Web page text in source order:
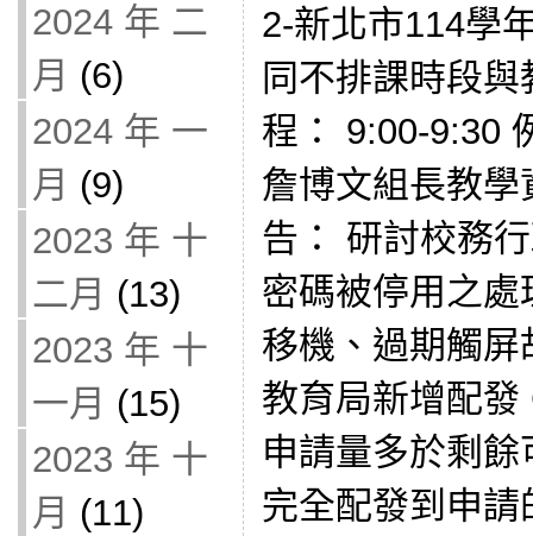
2024 年 二
月 (6)
2024 年 一
月 (9)
2023 年 十
二月 (13)
2023 年 十
一月 (15)
2023 年 十
月 (11)
2-新北市114學
同不排課時段
程： 9:00-9:30
詹博文組長教
告： 研討校務
密碼被停用之
移機、過期觸
教育局新增配
申請量多於剩
完全配發到申